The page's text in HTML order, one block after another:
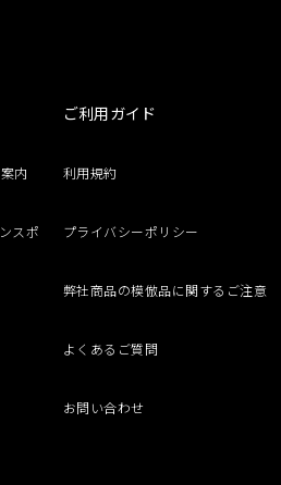
内
スポ
ご利用ガイド
利用規約
プライバシーポリシー
弊社商品の模倣品に関するご注意
よくあるご質問
お問い合わせ